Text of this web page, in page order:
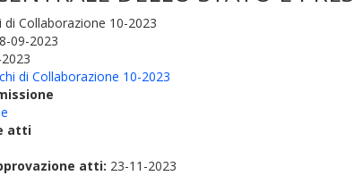
di Collaborazione 10-2023
09-2023
di Collaborazione 10-2023
atti
atti: 23-11-2023